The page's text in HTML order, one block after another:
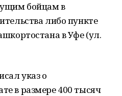
бойцам в
либо пункте
в Уфе (ул.
указ о
в размере 400 тысяч